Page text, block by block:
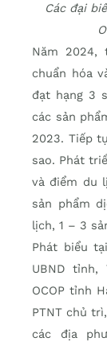
Các đại
Năm
chuẩn hóa
đạt hạng 3
các sản
2023. Tiếp
sao. Phát
và điểm du
sản phẩm
lịch, 1 – 3
Phát biểu
UBND tỉnh,
OCOP tỉnh
PTNT chủ
các địa